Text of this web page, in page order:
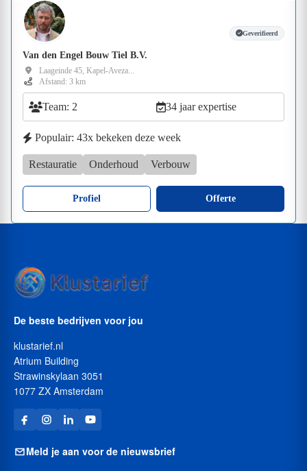
Geverifieerd
Van den Engel Bouw Tiel B.V.
Laageinde 45, Kapel-Aveza...
Afstand: 3 km
Team: 2 34 jaar expertise
Populair: 43x bekeken deze week
Restauratie Onderhoud Verbouw
Profiel Offerte
De beste bedrijven voor jou
klustarief.nl
Atrium Building
Strawinskylaan 3051
1077 ZX Amsterdam
Meld je aan voor de nieuwsbrief